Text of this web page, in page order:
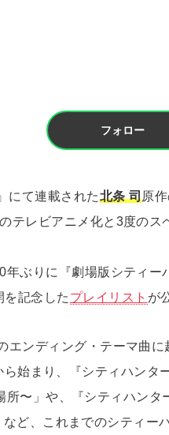
フォロー
にて連載された北条 司原
テレビアニメ化と3度の
ぶりに『劇場版シティ
記念した プレイリスト が
エンディング・テーマ曲
始まり、『シティハンタ
〜」や、『シティハンタ
、これまでのシティー